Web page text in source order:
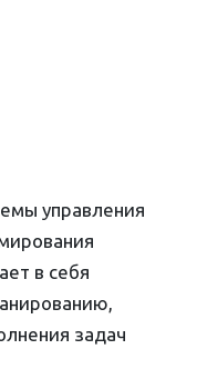
управления
в себя
задач